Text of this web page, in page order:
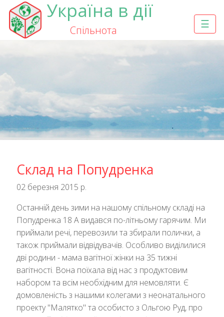
Україна в дії
Спільнота ☰
Склад на Попудренка
02 березня 2015 р.
Останній день зими на нашому спільному складі на
Попудренка 18 А видався по-літньому гарячим. Ми
приймали речі, перевозили та збирали полички, а
також приймали відвідувачів. Особливо виділилися
дві родини - мама вагітної жінки на 35 тижні
вагітності. Вона поїхала від нас з продуктовим
набором та всім необхідним для немовляти. Є
домовленість з нашими колегами з неонатального
проекту "Малятко" та особисто з Ольгою Руд, про